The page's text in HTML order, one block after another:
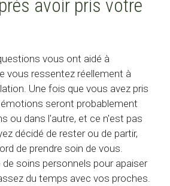
avoir pris votre
vous ont aidé à
vous ressentez réellement à
Une fois que vous avez pris
seront probablement
ou dans l'autre, et ce n'est pas
décidé de rester ou de partir,
de prendre soin de vous.
soins personnels pour apaiser
du temps avec vos proches.